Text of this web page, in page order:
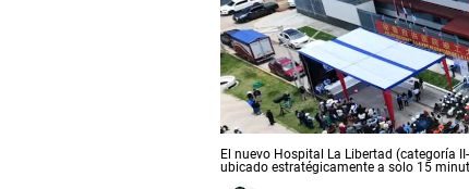
El nuevo Hospital La Libertad (categoría
ubicado estratégicamente a solo 15